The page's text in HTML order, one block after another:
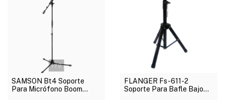
1/2
SAMSON Bt4 Soporte
Para Micrófono Boom
FLANGER Fs-611-2
Soporte Para Bafle Bajo